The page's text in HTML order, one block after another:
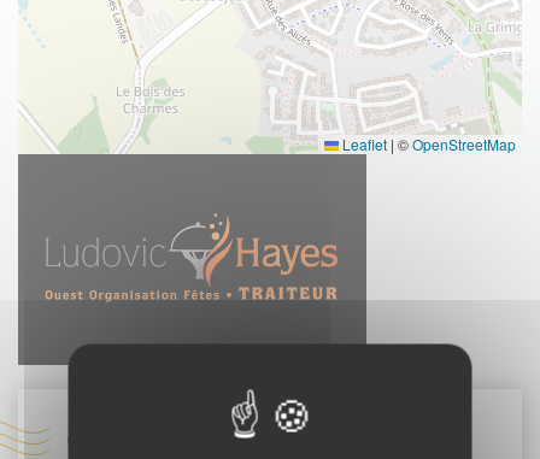
Leaflet | ©OpenStreetMap
Coordonnées :